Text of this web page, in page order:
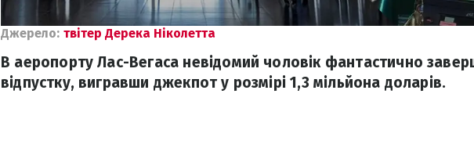
Джерело: твітер Дерека Ніколетта
В аеропорту Лас-Вегаса невідомий чоловік фантастично
відпустку, вигравши джекпот у розмірі 1,3 мільйона доларів.